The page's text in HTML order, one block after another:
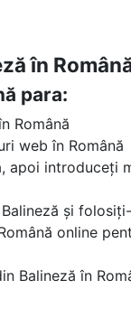
în
para:
Română
web în Română
apoi introduceți
și
online
Balineză în